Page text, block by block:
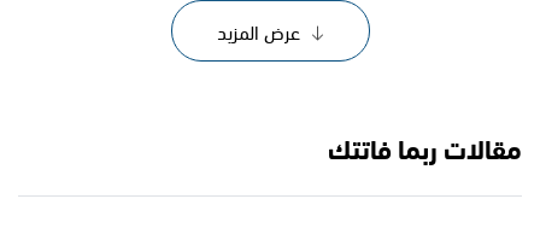
عرض المزيد
مقالات ربما فاتتك